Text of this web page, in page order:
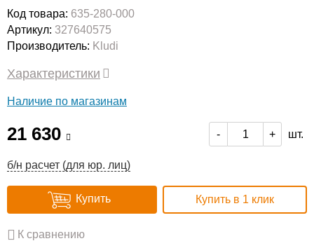
Код товара: 635-280-000
Артикул: 327640575
Производитель: Kludi
Характеристики
Наличие по магазинам
21 630 - + шт.
б/н расчет (для юр. лиц)
Купить Купить в 1 клик
К сравнению